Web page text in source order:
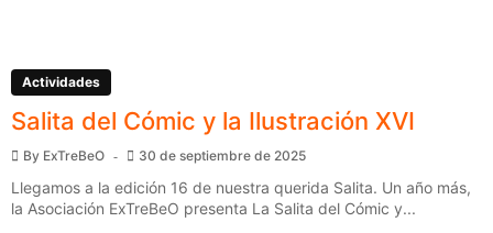
Actividades
Salita del Cómic y la Ilustración XVI
By ExTreBeO 30 de septiembre de 2025
Llegamos a la edición 16 de nuestra querida Salita. Un año más,
la Asociación ExTreBeO presenta La Salita del Cómic y...